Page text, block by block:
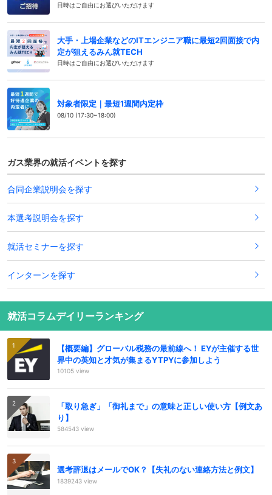
日時はご自由にお選びいただけます
大手・上場企業などのITエンジニア職に最短2回面接で内
定が狙えるみん就TECH
日時はご自由にお選びいただけます
対象者限定｜最短1週間内定枠
08/10 (17:30~18:00)
ガス業界の就活イベントを探す
合同企業説明会を探す
本選考説明会を探す
就活セミナーを探す
インターンを探す
就活コラムデイリーランキング
【概要編】グローバル税務の最前線へ！ EYが主催する世
界中の英知と才気が集まるYTPYに参加しよう
10105 view
「取り急ぎ」「御礼まで」の意味と正しい使い方【例文あ
り】
584543 view
選考辞退はメールでOK？【失礼のない連絡方法と例文】
1839243 view